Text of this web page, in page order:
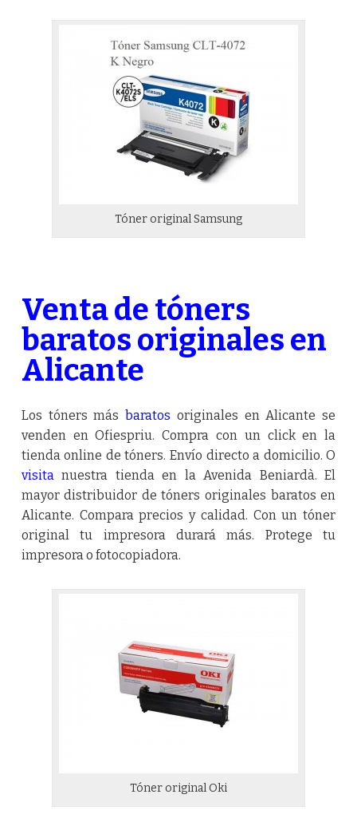
Tóner original Samsung
Venta de tóners
baratos originales en
Alicante
Los tóners másbaratos originales en Alicante se
venden en Ofiespriu. Compra con un click en la
tienda online de tóners. Envío directo a domicilio. O
visita nuestra tienda en la Avenida Beniardà. El
mayor distribuidor de tóners originales baratos en
Alicante. Compara precios y calidad. Con un tóner
original tu impresora durará más. Protege tu
impresora o fotocopiadora.
Tóner original Oki